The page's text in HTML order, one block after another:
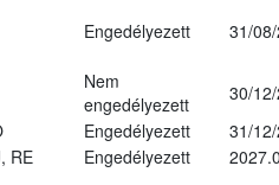
Engedélyezett 31/
Nem
engedélyezett
30/
Engedélyezett
31/
RE Engedélyezett